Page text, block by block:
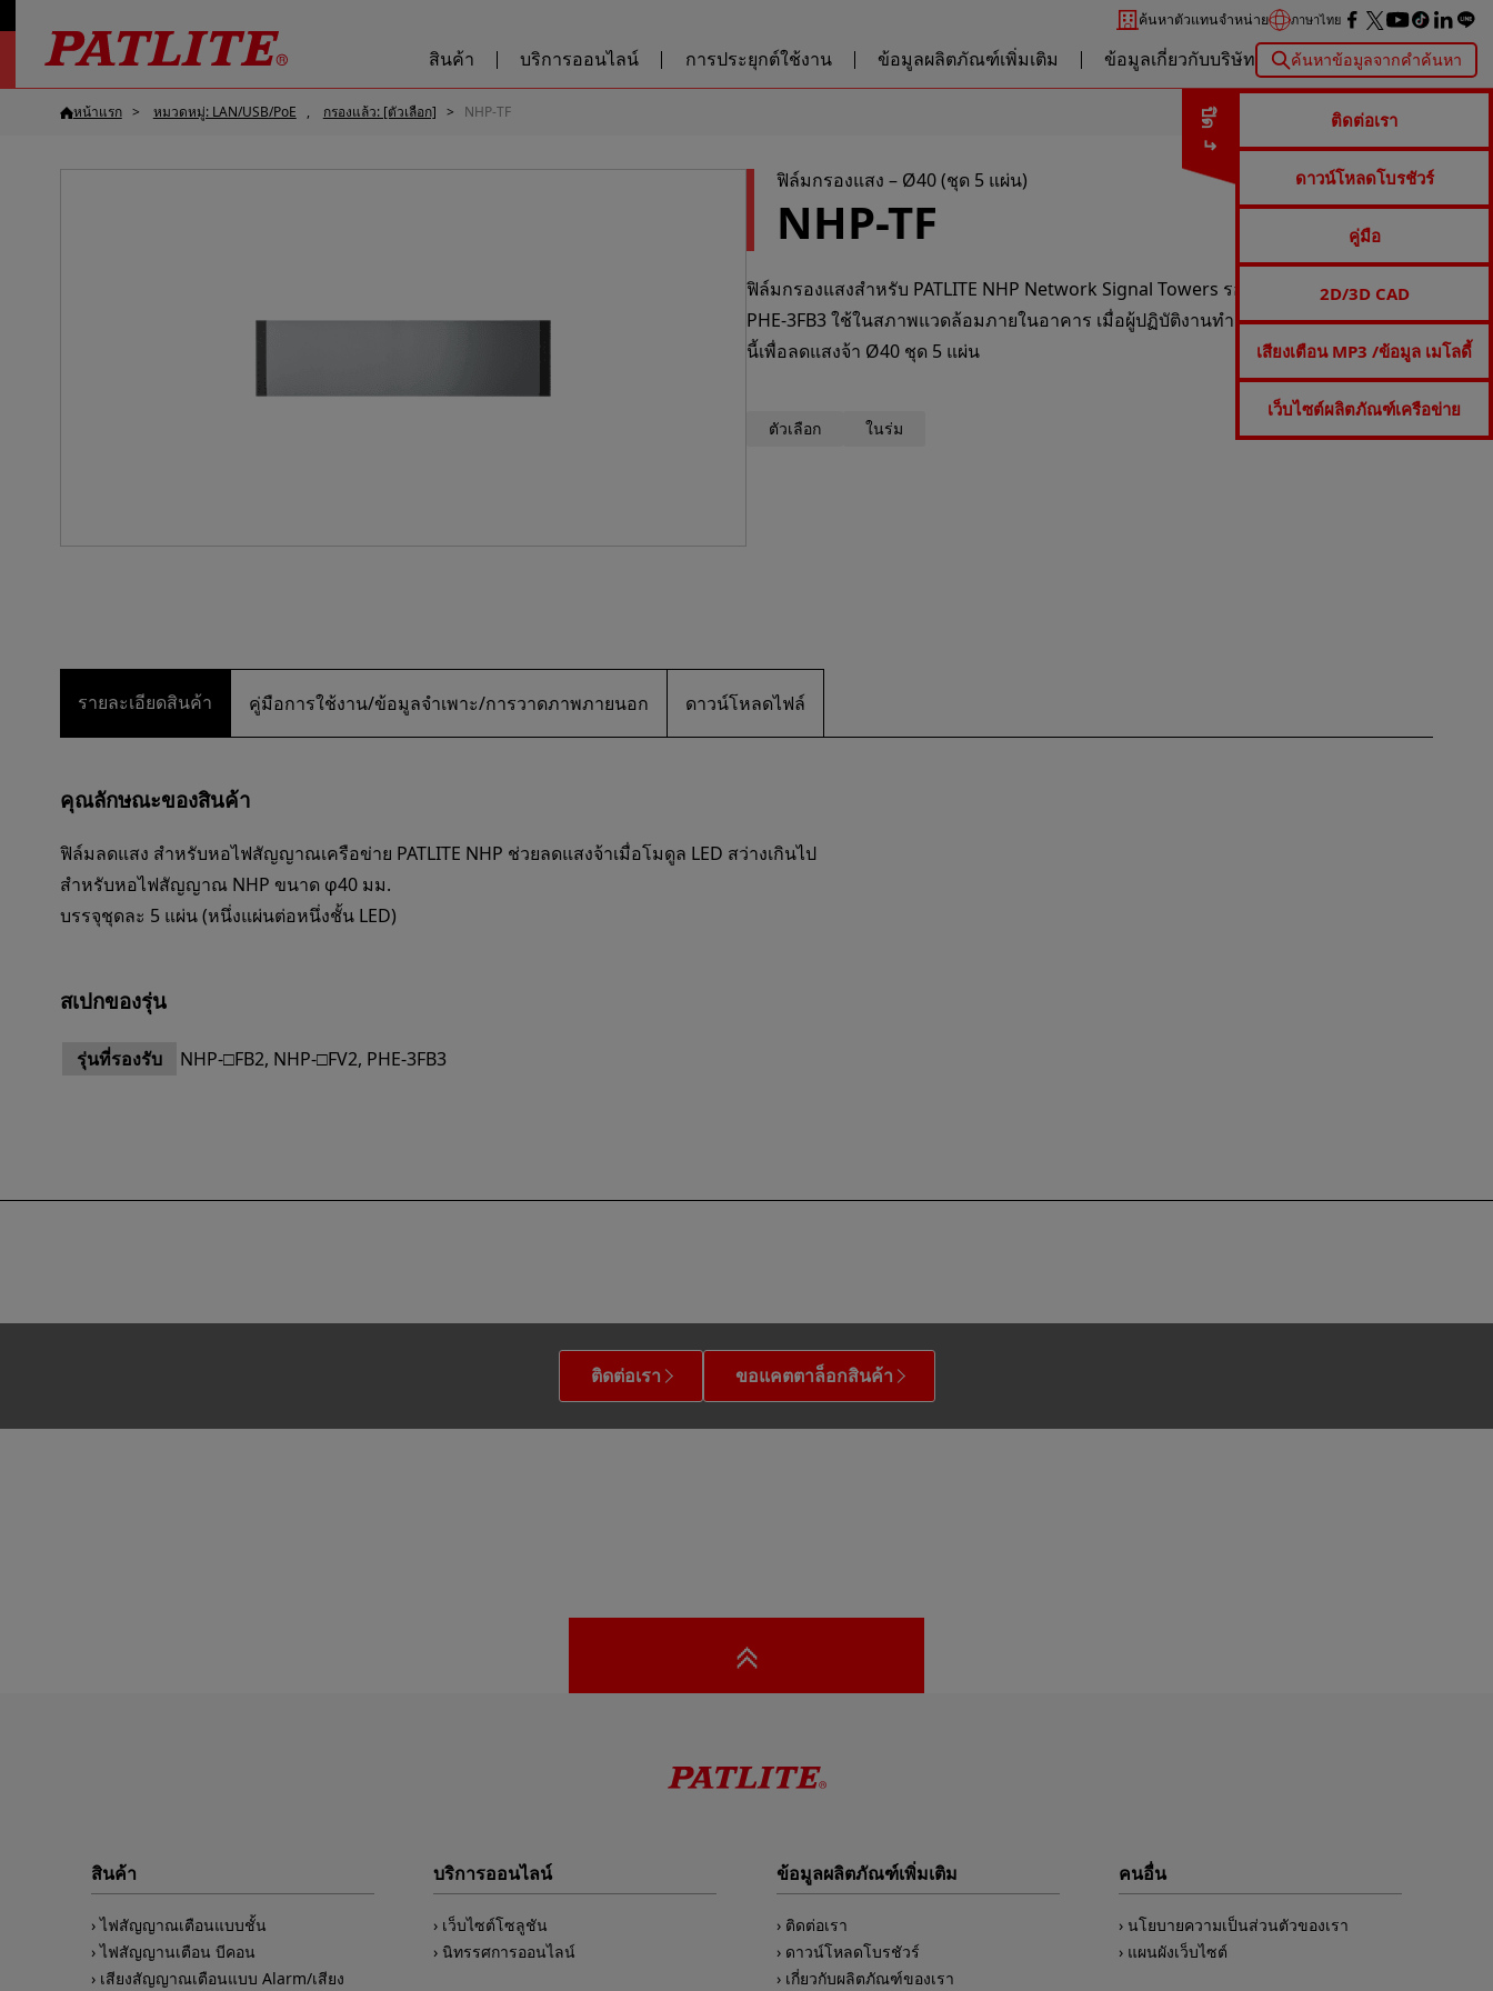
ค้นหาตัวแทนจำหน่าย ภาษาไทย
สินค้า บริการออนไลน์ การประยุกต์ใช้งาน ข้อมูลผลิตภัณฑ์เพิ่มเติม ข้อมูลเกี่ยวกับบริษัท ค้นหาข้อมูลจากคำค้นหา
ปิด ติดต่อเรา
ดาวน์โหลดโบรชัวร์
คู่มือ
2D/3D CAD
เสียงเตือน MP3 /ข้อมูล เมโลดี้
เว็บไซต์ผลิตภัณฑ์เครือข่าย
หน้าแรก หมวดหมู่: LAN/USB/PoE กรองแล้ว: [ตัวเลือก] NHP-TF
ฟิล์มกรองแสง – Ø40 (ชุด 5 แผ่น)
NHP-TF
ฟิล์มกรองแสงสำหรับ PATLITE NHP Network Signal Towers รองรับ NHP-FB2/FV2 และ
PHE-3FB3 ใช้ในสภาพแวดล้อมภายในอาคาร เมื่อผู้ปฏิบัติงานทำงานใกล้กับเสาหอ ใช้ฟิล์ม
นี้เพื่อลดแสงจ้า Ø40 ชุด 5 แผ่น
ตัวเลือก ในร่ม
รายละเอียดสินค้า คู่มือการใช้งาน/ข้อมูลจำเพาะ/การวาดภาพภายนอก ดาวน์โหลดไฟล์
คุณลักษณะของสินค้า
ฟิล์มลดแสง สำหรับหอไฟสัญญาณเครือข่าย PATLITE NHP ช่วยลดแสงจ้าเมื่อโมดูล LED สว่างเกินไป
สำหรับหอไฟสัญญาณ NHP ขนาด φ40 มม.
บรรจุชุดละ 5 แผ่น (หนึ่งแผ่นต่อหนึ่งชั้น LED)
สเปกของรุ่น
รุ่นที่รองรับ NHP-□FB2, NHP-□FV2, PHE-3FB3
ติดต่อเรา ขอแคตตาล็อกสินค้า
สินค้า
ไฟสัญญาณเตือนแบบชั้น
ไฟสัญญานเตือน บีคอน
เสียงสัญญาณเตือนแบบ Alarm/เสียง
บริการออนไลน์
เว็บไซต์โซลูชัน
นิทรรศการออนไลน์
ข้อมูลผลิตภัณฑ์เพิ่มเติม
ติดต่อเรา
ดาวน์โหลดโบรชัวร์
เกี่ยวกับผลิตภัณฑ์ของเรา
คนอื่น
นโยบายความเป็นส่วนตัวของเรา
แผนผังเว็บไซต์